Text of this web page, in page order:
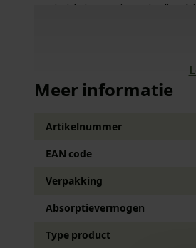
Seni Kids incontinentieslips
Inhoud verpakking: 30 stuks.
Meer informatie
Artikelnummer
EAN code
Verpakking
Absorptievermogen
Type product